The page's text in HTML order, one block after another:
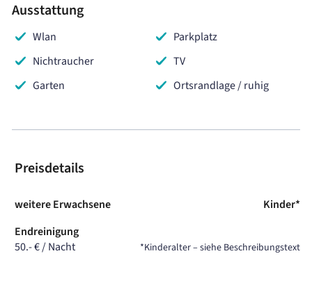
Ausstattung
Wlan
Parkplatz
Nichtraucher
TV
Garten
Ortsrandlage / ruhig
Preisdetails
weitere Erwachsene
Kinder*
Endreinigung
50.- € / Nacht
*Kinderalter – siehe Beschreibungstext